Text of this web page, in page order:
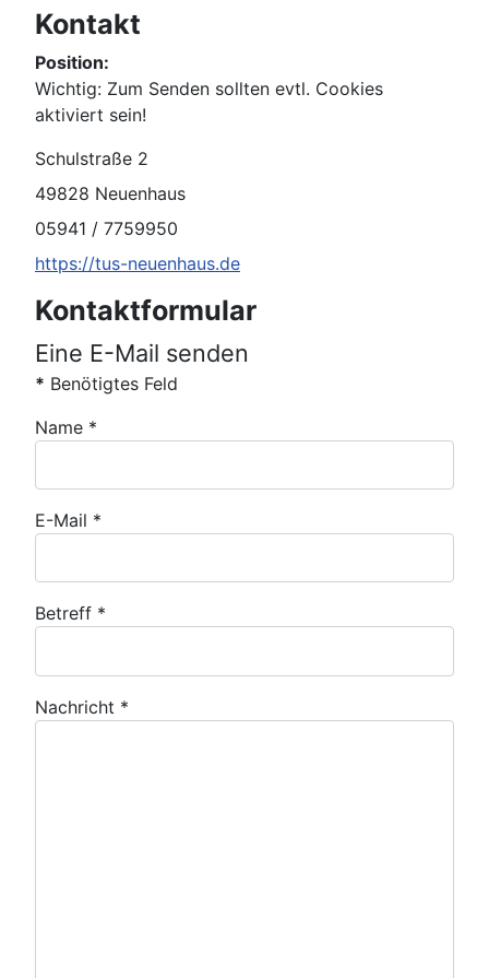
Kontakt
Position:
Wichtig: Zum Senden sollten evtl. Cookies
aktiviert sein!
Adresse:
Schulstraße 2
49828 Neuenhaus
Telefon:
05941 / 7759950
Website:
https://tus-neuenhaus.de
Kontaktformular
Eine E-Mail senden
* Benötigtes Feld
Name *
E-Mail *
Betreff *
Nachricht *